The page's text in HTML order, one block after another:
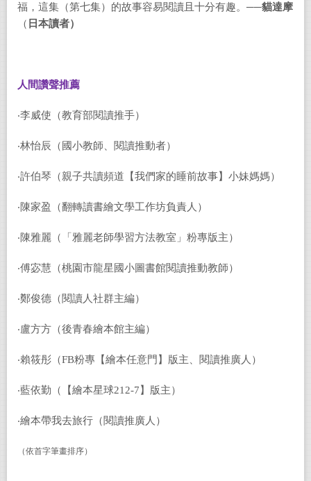
福，這集（第七集）的故事容易閱讀且十分有趣。 ──貓達摩
（ 日本讀者）
人間讚聲推薦
‧李威使（教育部閱讀推手）
‧林怡辰（國小教師、閱讀推動者）
‧許伯琴（親子共讀頻道【我們家的睡前故事】小妹媽媽）
‧陳家盈（翻轉讀書繪文學工作坊負責人）
‧陳雅麗（「雅麗老師學習方法教室」粉專版主）
‧傅宓慧（桃園市龍星國小圖書館閱讀推動教師）
‧鄭俊德（閱讀人社群主編）
‧盧方方（後青春繪本館主編）
‧賴筱彤（FB粉專【繪本任意門】版主、閱讀推廣人）
‧藍依勤（【繪本星球212-7】版主）
‧繪本帶我去旅行（閱讀推廣人）
（依首字筆畫排序）